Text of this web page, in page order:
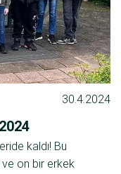
30.4.2024
kaldı! Bu
ve on bir erkek